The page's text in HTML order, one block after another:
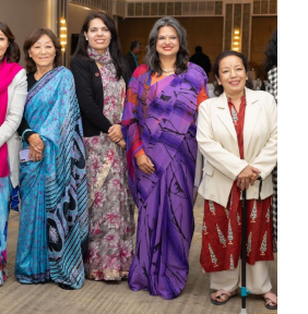
श्रेष्ठज्यू अन्तर्राष्ट्रिय गैरसरकारी संस्था
आयोजित अन्तरक्रिया कार्यक्रमलाई
सम्बोधन गर्नुहुदै
६फोटोहरू